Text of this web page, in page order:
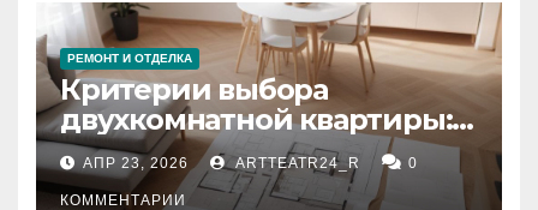
РЕМОНТ И ОТДЕЛКА
Критерии выбора
двухкомнатной квартиры:
планировка, площадь,
состояние и документация
АПР 23, 2026 ARTTEATR24_R 0
КОММЕНТАРИИ